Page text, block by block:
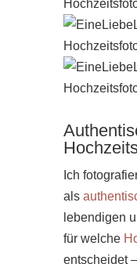
Ich
als
lebendigen
für welche
entscheidet